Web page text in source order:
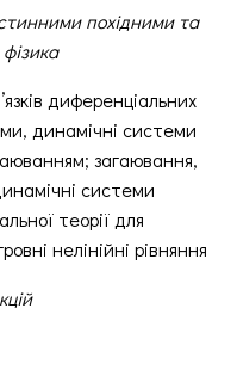
похідними та
диференціальних
динамічні системи
загаювання,
системи
теорії для
нелінійні рівняння